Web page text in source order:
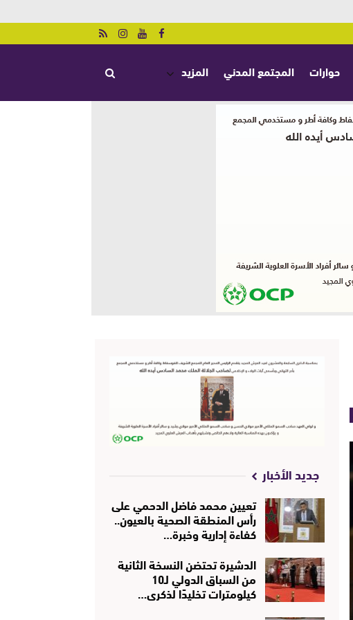
حوارات المجتمع المدني المزيد
جديد الأخبار
تعيين محمد فاضل الدحمي على
رأس المنطقة الصحية بالعيون..
كفاءة إدارية وخبرة…
الدشيرة تحتضن النسخة الثانية
من السباق الدولي لـ10
كيلومترات تخليدًا لذكرى…